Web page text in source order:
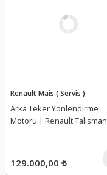
Renault Mais ( Servis )
Arka Teker Yönlendirme
Motoru | Renault Talisman
129.000,00 ₺